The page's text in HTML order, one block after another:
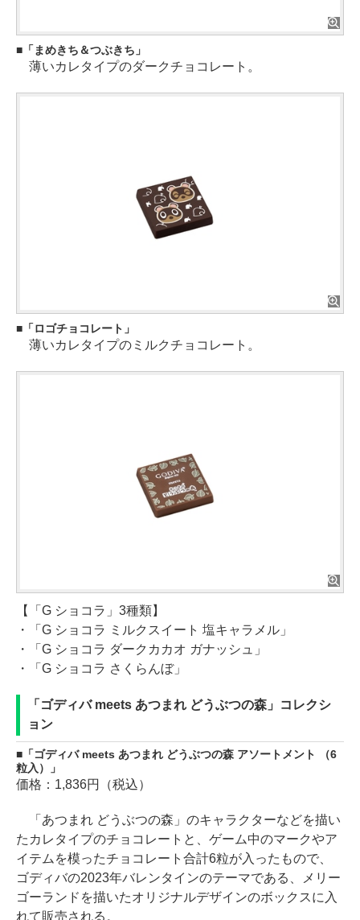
「まめきち＆つぶきち」
薄いカレタイプのダークチョコレート。
「ロゴチョコレート」
薄いカレタイプのミルクチョコレート。
【「G ショコラ」3種類】
・「G ショコラ ミルクスイート 塩キャラメル」
・「G ショコラ ダークカカオ ガナッシュ」
・「G ショコラ さくらんぼ」
「ゴディバ meets あつまれ どうぶつの森」コレクシ
ョン
「ゴディバ meets あつまれ どうぶつの森 アソートメント （6
粒入）」
価格：1,836円（税込）
「あつまれ どうぶつの森」のキャラクターなどを描い
たカレタイプのチョコレートと、ゲーム中のマークやア
イテムを模ったチョコレート合計6粒が入ったもので、
ゴディバの2023年バレンタインのテーマである、メリー
ゴーランドを描いたオリジナルデザインのボックスに入
れて販売される。